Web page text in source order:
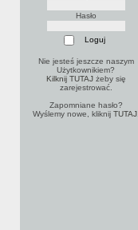
Hasło
Nie jesteś jeszcze naszym
Użytkownikiem?
Kilknij TUTAJżeby się
zarejestrować.
Zapomniane hasło?
Wyślemy nowe, kliknij TUTAJ.